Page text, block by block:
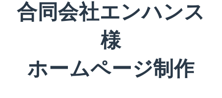
合同会社エンハンス
様
ホームページ制作